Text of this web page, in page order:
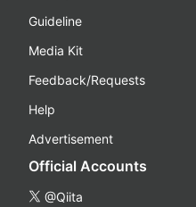
Guideline
Media Kit
Feedback/Requests
Help
Advertisement
Official Accounts
@Qiita